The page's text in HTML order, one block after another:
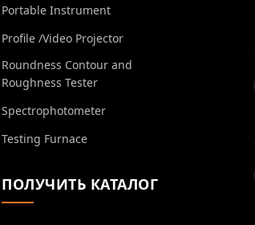
Portable Instrument
Profile /Video Projector
Roundness Contour and
Roughness Tester
Spectrophotometer
Testing Furnace
ПОЛУЧИТЬ КАТАЛОГ